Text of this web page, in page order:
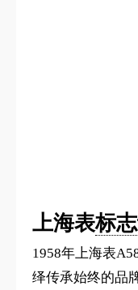
上海表标
1958年上海表
绎传承始终的品